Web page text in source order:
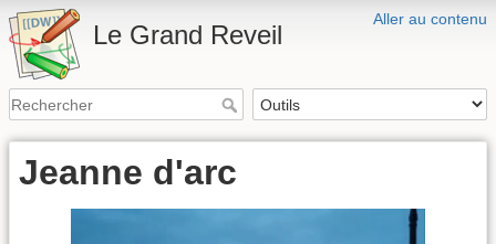
Aller au contenu
Le Grand Reveil
Jeanne d'arc